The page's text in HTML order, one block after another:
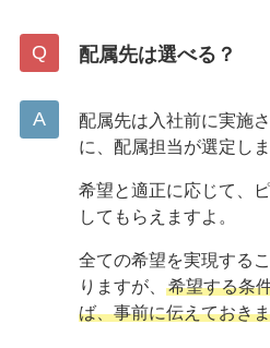
配属先は選べる？
配属先は入社前に実施
に、配属担当が選定しま
希望と適正に応じて、
してもらえますよ。
全ての希望を実現する
りますが、
希望する条
ば、事前に伝えておき